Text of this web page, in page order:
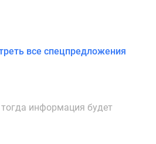
все спецпредложения
тогда информация будет